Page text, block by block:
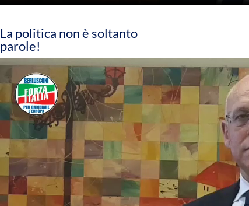
La politica non è soltanto
parole!